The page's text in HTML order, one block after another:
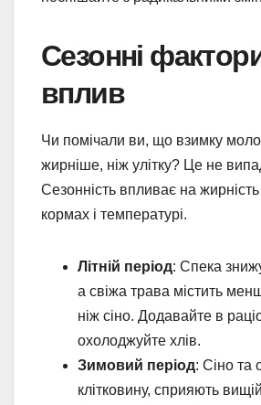
Сезонні
вплив
Чи помічали ви, що взимку
жирніше, ніж улітку? Це не
Сезонність впливає на
кормах і температурі.
Літній період: Спека
а свіжа трава містить
ніж сіно. Додавайте в
охолоджуйте хлів.
Зимовий період: Сіно та
клітковину, сприяють